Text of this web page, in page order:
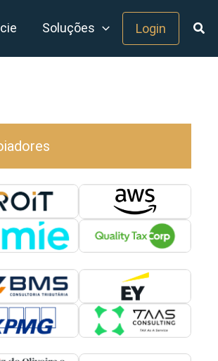
Soluções Login